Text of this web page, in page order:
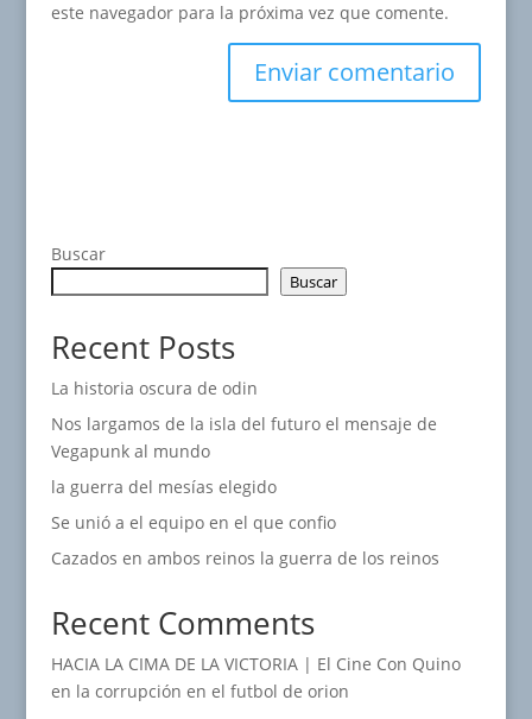
este navegador para la próxima vez que comente.
Buscar
Buscar
Recent Posts
La historia oscura de odin
Nos largamos de la isla del futuro el mensaje de
Vegapunk al mundo
la guerra del mesías elegido
Se unió a el equipo en el que confio
Cazados en ambos reinos la guerra de los reinos
Recent Comments
HACIA LA CIMA DE LA VICTORIA | El Cine Con Quino
en la corrupción en el futbol de orion